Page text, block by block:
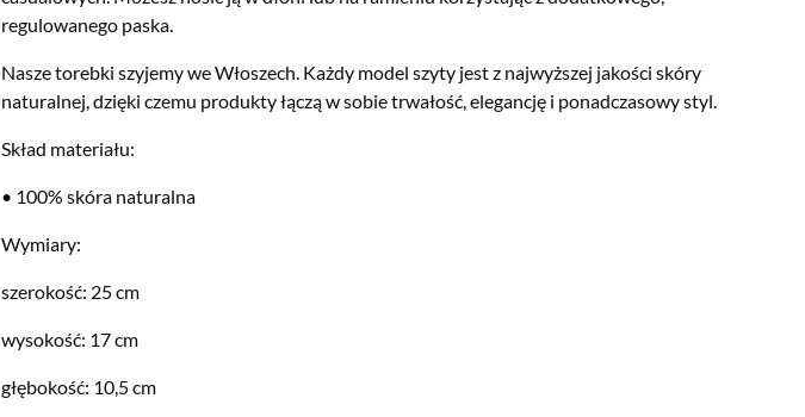
regulowanego paska.
Nasze torebki szyjemy we Włoszech. Każdy model szyty jest z najwyższej jakości skóry
naturalnej, dzięki czemu produkty łączą w sobie trwałość, elegancję i ponadczasowy styl.
Skład materiału:
• 100% skóra naturalna
Wymiary:
szerokość: 25 cm
wysokość: 17 cm
głębokość: 10,5 cm